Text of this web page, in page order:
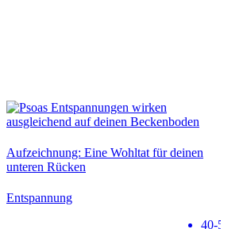
Aufzeichnung: Eine Wohltat für deinen
unteren Rücken
Entspannung
40-50 min